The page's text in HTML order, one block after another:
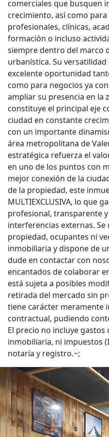
comerciales que busquen
crecimiento, así como
profesionales, clínicas,
formación o incluso
siempre dentro del marco
urbanística. Su
excelente oportunidad
como para negocios ya
ampliar su presencia en la
constituye el principal eje
ciudad en constante
con un importante
área metropolitana de
estratégica refuerza el
en uno de los puntos con
mejor conexión de la
de la propiedad, este
MULTIEXCLUSIVA, lo que
profesional, transparente
interferencias externas.
propiedad, ocupantes ni
inmobiliaria y dispone de
dude en contactar con
encantados de colaborar
está sujeta a posibles
retirada del mercado sin
tiene carácter meramente
contractual, pudiendo
El precio no incluye
inmobiliaria, ni impuestos
notaría y registro.~;